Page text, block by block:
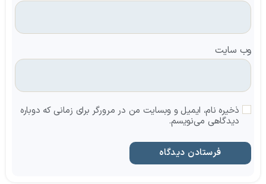
وب‌ سایت
ذخیره نام، ایمیل و وبسایت من در مرورگر برای زمانی که دوباره
دیدگاهی می‌نویسم.